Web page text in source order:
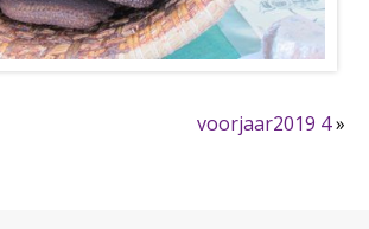
voorjaar2019 4»